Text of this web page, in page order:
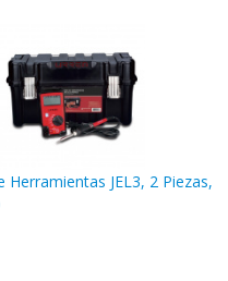
Herramientas JEL3, 2 Piezas,